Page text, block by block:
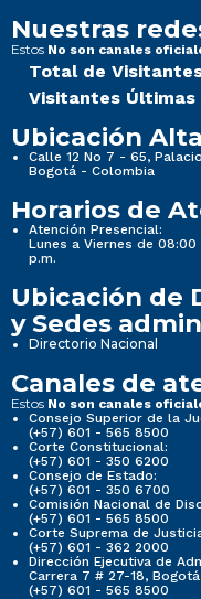
Nuestras
Estos No son canales
Total de
Visitantes Últimas
Ubicación
Calle 12 No 7 - 65,
Bogotá - Colombia
Horarios de
Atención Presencial:
Lunes a Viernes de
p.m.
Ubicación de
y Sedes
Directorio Nacional
Canales de
Estos No son canales
Consejo Superior de la
(+57) 601 - 565 8500
Corte Constitucional:
(+57) 601 - 350 6200
Consejo de Estado:
(+57) 601 - 350 6700
Comisión Nacional de
(+57) 601 - 565 8500
Corte Suprema de
(+57) 601 - 362 2000
Dirección Ejecutiva de
Carrera 7 # 27-18, Bogotá
(+57) 601 - 565 8500